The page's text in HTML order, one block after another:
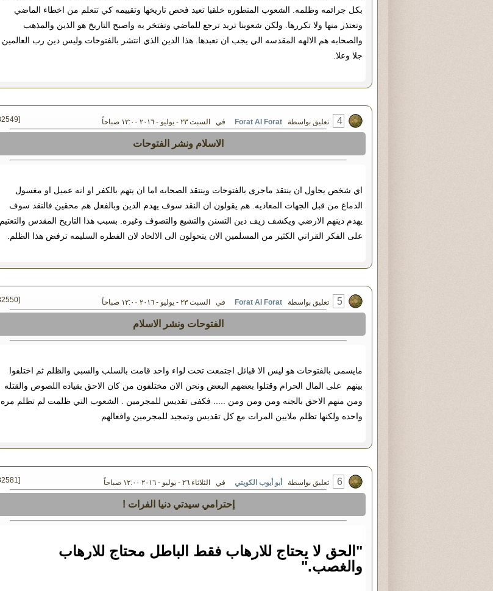
بكل جرائمه وظلمه. الشعوب المتطوره خلقيا تعيد فحص تاريخها وتقييمه كي تتعلم من اخطاء الماضي
وتعتذر منها ولا تكررها. ولكن شعوبنا تريد ترجع للماضي وتفتخر به واصبح التاريخ هو الذين والمذهب
والصحابه هم الالهه المقدسه الي يجب ان نعبدها. هذا الدين الذي انتشر بالفتوحات وليس دين رب العالمين
جلا وعلا.
4 تعليق بواسطة Forat Al Forat في السبت ٢٣ - يوليو - ٢٠١٦ ١٢:٠٠ صباحاً [82549]
الاسلام ونشر الفتوحات
اي شخص يحاول ان ينتقد ماجرى بالفتوحات وينتقد الصحابه اما ان يتهم بالكفر او انه عميل او مغسول
الدماغ من قبل الجهات المعاديه. هم يقولون ان النقد سوف يهدم الدين وبالفعل هم محقين فالنقد سوف
يهدم دينهم الارضي ويكشف زيف دين التسنن والتشيع والتصوف وغيره. بسبب هذا التاريخ المقدس والتعتيم
على الفكر القراني الكثير من المسلمين الان يتحولون الى الالحاد لان الفطره السليمه ترفض هذا الظلم.
5 تعليق بواسطة Forat Al Forat في السبت ٢٣ - يوليو - ٢٠١٦ ١٢:٠٠ صباحاً [82550]
الفتوحات ونشر الاسلام
مايسمى بالفتوحات هو ليس الا قبائل اجتمعت تحت لواء واحد قامت بالسلب والسبي والظلم ثم اختلفوا
بينهم على المال الحرام وقتلوا بعضهم البعض ونحن الان مختلفون من كان الاحق بقياده اللصوص والقتله
ومن منهم الاحق بالجنه ومن ومن ومن ..... فكفى تقديس للمجرمين . الشعوب التي ظلمت لم تظلم مره
واحده ولكنها تظلم ملايين المرات مع كل تقديس وتمجيد للمجرمين وافعالهم
6 تعليق بواسطة أبو أيوب الكويتي في الثلاثاء ٢٦ - يوليو - ٢٠١٦ ١٢:٠٠ صباحاً [82581]
إحترامي سيدتي دنيا الفرات !
"الحق لا يحتاج للارهاب فقط الباطل محتاج للارهاب
والغصب."